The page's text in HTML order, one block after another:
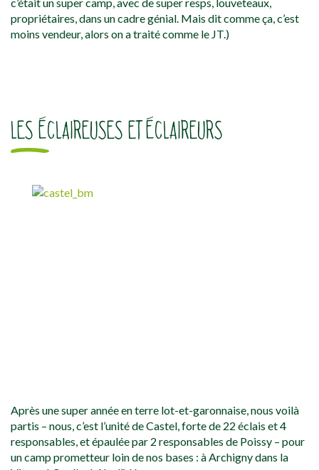
propriétaires, dans un cadre génial. Mais dit comme ça, c’est
moins vendeur, alors on a traité comme le JT.)
LES ÉCLAIREUSES ET ÉCLAIREURS
Après une super année en terre lot-et-garonnaise, nous voilà
partis – nous, c’est l’unité de Castel, forte de 22 éclais et 4
responsables, et épaulée par 2 responsables de Poissy – pour
un camp prometteur loin de nos bases : à Archigny dans la